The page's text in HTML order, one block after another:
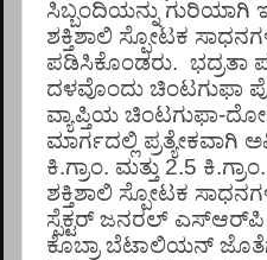
ಸಿಬ್ಬಂದಿಯನ್ನು ಗುರಿಯಾಗಿ
ಶಕ್ತಿಶಾಲಿ ಸ್ಪೋಟಕ
ಪಡಿಸಿಕೊಂಡರು. ಭದ್ರತಾ
ದಳವೊಂದು ಚಿಂಟಗುಫಾ
ವ್ಯಾಪ್ತಿಯ ಚಿಂಟಗುಫಾ-
ಮಾರ್ಗದಲ್ಲಿ ಪ್ರತ್ಯೇಕವಾಗಿ
ಕಿ.ಗ್ರಾಂ. ಮತ್ತು 2.5 ಕಿ.ಗ್ರಾಂ.
ಶಕ್ತಿಶಾಲಿ ಸ್ಪೋಟಕ
ಸ್ಪೆಕ್ಟರ್ ಜನರಲ್ ಎಸ್ಆರ್ಪಿ
ಕೊಬ್ರಾ ಬೆಟಾಲಿಯನ್